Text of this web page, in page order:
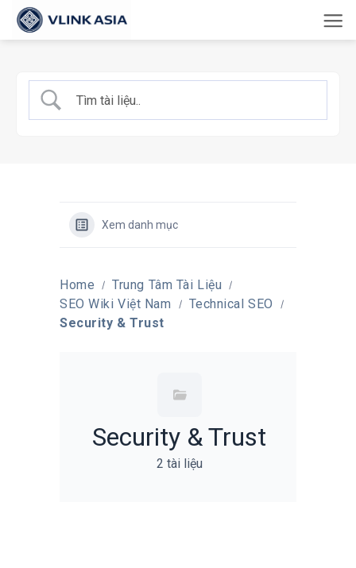
qua
dung
Xem danh mục
Home
Trung Tâm Tài Liệu
SEO Wiki Việt Nam
Technical SEO
Security & Trust
Security & Trust
2 tài liệu